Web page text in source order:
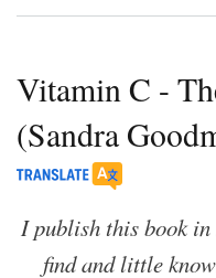
Vitamin C -
(Sandra
I publish this book
find and little